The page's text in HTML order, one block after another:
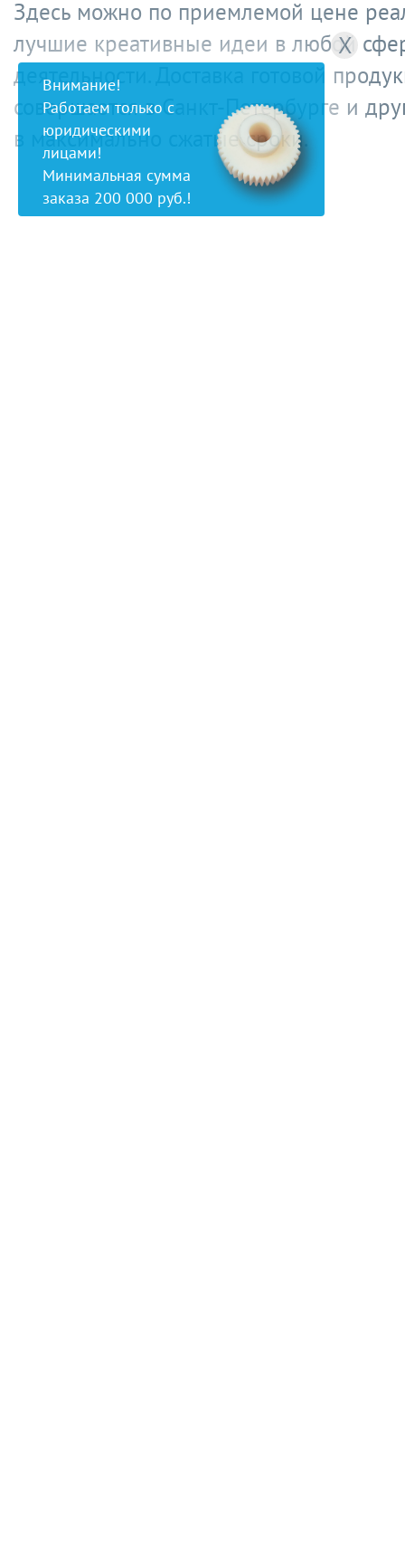
Здесь можно по приемлемой цене
лучшие креативные идеи в любой
деятельности. Доставка готовой
совершается в Санкт-Петербурге и
в максимально сжатые сроки.
X
Внимание!
Работаем только с
юридическими
лицами!
Минимальная сумма
заказа 200 000 руб.!